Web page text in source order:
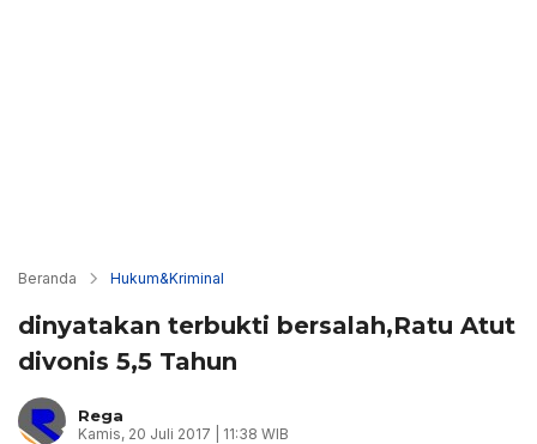
Beranda Hukum&Kriminal
dinyatakan terbukti bersalah,Ratu Atut
divonis 5,5 Tahun
Rega
Kamis, 20 Juli 2017 | 11:38 WIB